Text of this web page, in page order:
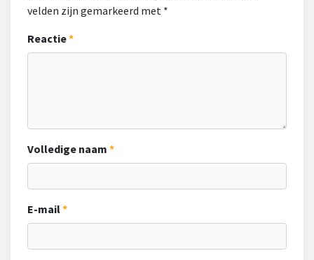
velden zijn gemarkeerd met *
Reactie
Volledige naam
E-mail